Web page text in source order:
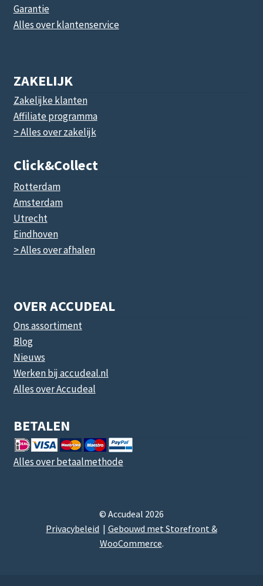
Garantie
Alles over klantenservice
ZAKELIJK
Zakelijke klanten
Affiliate programma
> Alles over zakelijk
Click&collect
Rotterdam
Amsterdam
Utrecht
Eindhoven
> Alles over afhalen
OVER ACCUDEAL
Ons assortiment
Blog
Nieuws
Werken bij accudeal.nl
Alles over Accudeal
BETALEN
Alles over betaalmethode
© Accudeal 2026
Privacybeleid
Gebouwd met Storefront &
WooCommerce.